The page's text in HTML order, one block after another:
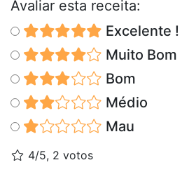
Avaliar esta receita:
Excelente !
Muito Bom
Bom
Médio
Mau
4/5, 2 votos